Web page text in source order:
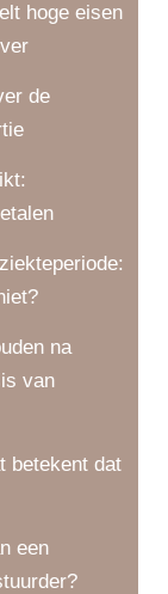
hoge eisen
de
na
van
betekent dat
een